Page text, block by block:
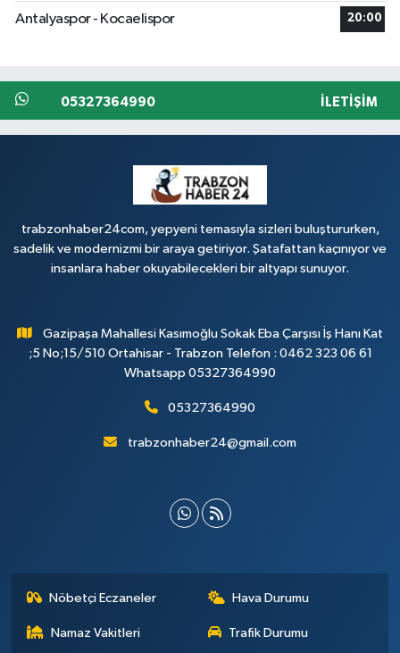
Antalyaspor - Kocaelispor 20:00
05327364990 İLETIŞIM
trabzonhaber24com, yepyeni temasıyla sizleri buluştururken,
sadelik ve modernizmi bir araya getiriyor. Şatafattan kaçınıyor ve
insanlara haber okuyabilecekleri bir altyapı sunuyor.
Gazipaşa Mahallesi Kasımoğlu Sokak Eba Çarşısı İş Hanı Kat
;5 No;15/510 Ortahisar - Trabzon Telefon : 0462 323 06 61
Whatsapp 05327364990
05327364990
trabzonhaber24@gmail.com
Nöbetçi Eczaneler Hava Durumu
Namaz Vakitleri Trafik Durumu